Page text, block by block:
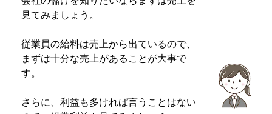
見てみましょう。
従業員の給料は売上から出ているので、
まずは十分な売上があることが大事で
す。
さらに、利益も多ければ言うことはない